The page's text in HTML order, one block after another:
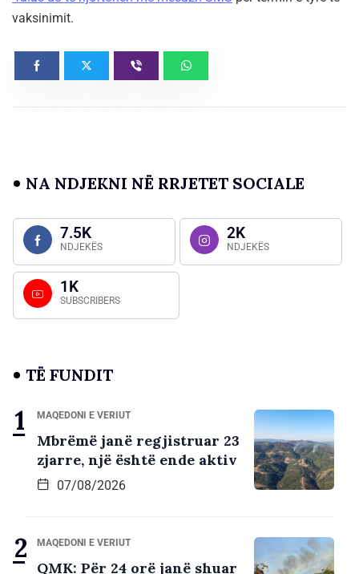
vaksinimit.
NA NDJEKNI NË RRJETET SOCIALE
7.5K
NDJEKËS
2K
NDJEKËS
1K
SUBSCRIBERS
TË FUNDIT
MAQEDONI E VERIUT
Mbrëmë janë regjistruar 23
zjarre, një është ende aktiv
07/08/2026
MAQEDONI E VERIUT
QMK: Për 24 orë janë shuar